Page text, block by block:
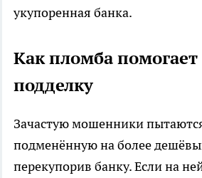
укупоренная банка.
Как пломба
подделку
Зачастую мошенники
подменённую на более
перекупорив банку. Если на